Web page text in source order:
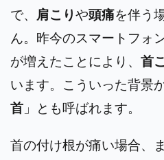
で、 肩こりや頭痛を伴う
ん。 昨今のスマートフォ
が増えたことにより、 首
います。こういった背景
首 」とも呼ばれます。
首の付け根が痛い場合、